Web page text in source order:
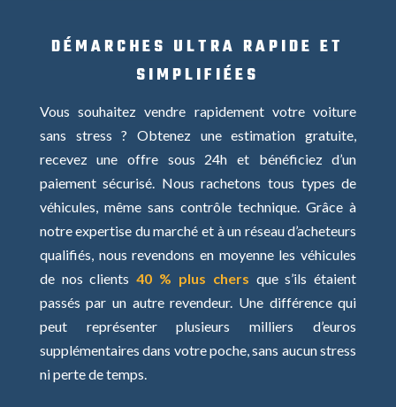
DÉMARCHES ULTRA RAPIDE ET
SIMPLIFIÉES
Vous souhaitez vendre rapidement votre voiture
sans stress ? Obtenez une estimation gratuite,
recevez une offre sous 24h et bénéficiez d’un
paiement sécurisé. Nous rachetons tous types de
véhicules, même sans contrôle technique.Grâce à
notre expertise du marché et à un réseau d’acheteurs
qualifiés, nous revendons en moyenne les véhicules
de nos clients40 % plus chers que s’ils étaient
passés par un autre revendeur. Une différence qui
peut représenter plusieurs milliers d’euros
supplémentaires dans votre poche, sans aucun stress
ni perte de temps.